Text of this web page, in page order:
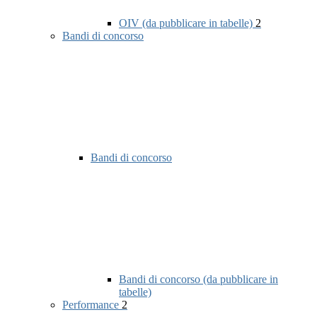
OIV (da pubblicare in tabelle) 2
Bandi di concorso
Bandi di concorso
Bandi di concorso (da pubblicare in
tabelle)
Performance 2